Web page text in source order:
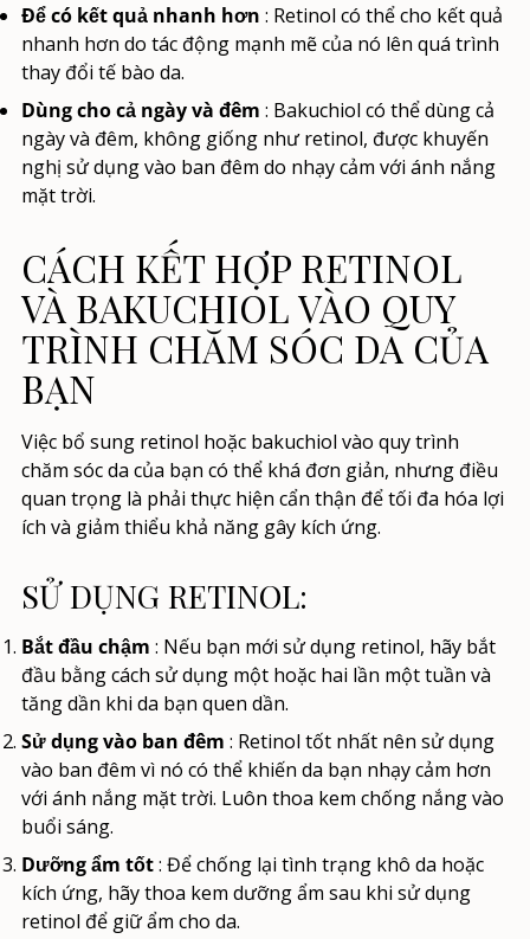
Để có kết quả nhanh hơn : Retinol có thể cho kết quả
nhanh hơn do tác động mạnh mẽ của nó lên quá trình
thay đổi tế bào da.
Dùng cho cả ngày và đêm : Bakuchiol có thể dùng cả
ngày và đêm, không giống như retinol, được khuyến
nghị sử dụng vào ban đêm do nhạy cảm với ánh nắng
mặt trời.
CÁCH KẾT HỢP RETINOL
VÀ BAKUCHIOL VÀO QUY
TRÌNH CHĂM SÓC DA CỦA
BẠN
Việc bổ sung retinol hoặc bakuchiol vào quy trình
chăm sóc da của bạn có thể khá đơn giản, nhưng điều
quan trọng là phải thực hiện cẩn thận để tối đa hóa lợi
ích và giảm thiểu khả năng gây kích ứng.
SỬ DỤNG RETINOL:
Bắt đầu chậm : Nếu bạn mới sử dụng retinol, hãy bắt
đầu bằng cách sử dụng một hoặc hai lần một tuần và
tăng dần khi da bạn quen dần.
Sử dụng vào ban đêm : Retinol tốt nhất nên sử dụng
vào ban đêm vì nó có thể khiến da bạn nhạy cảm hơn
với ánh nắng mặt trời. Luôn thoa kem chống nắng vào
buổi sáng.
Dưỡng ẩm tốt: Để chống lại tình trạng khô da hoặc
kích ứng, hãy thoa kem dưỡng ẩm sau khi sử dụng
retinol để giữ ẩm cho da.